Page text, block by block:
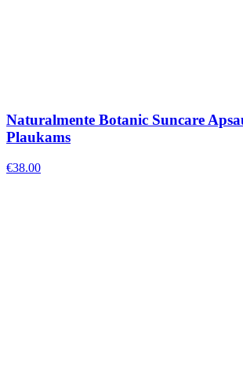
Naturalmente Botanic Suncare
Plaukams
€38.00